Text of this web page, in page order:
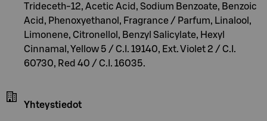
Trideceth-12, Acetic Acid, Sodium Benzoate, Benzoic
Acid, Phenoxyethanol, Fragrance / Parfum, Linalool,
Limonene, Citronellol, Benzyl Salicylate, Hexyl
Cinnamal, Yellow 5 / C.I. 19140, Ext. Violet 2 / C.I.
60730, Red 40 / C.I. 16035.
Yhteystiedot